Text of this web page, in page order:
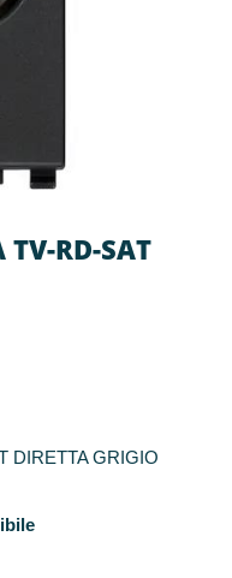
TV-RD-SAT
DIRETTA GRIGIO